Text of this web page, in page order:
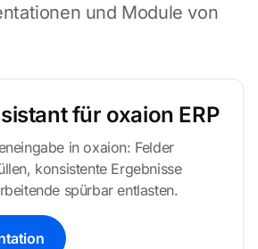
und Module von
für oxaion ERP
in oxaion: Felder
konsistente Ergebnisse
spürbar entlasten.